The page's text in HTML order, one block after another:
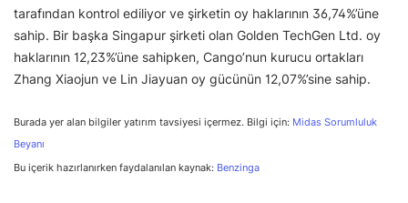
tarafından kontrol ediliyor ve şirketin oy haklarının 36,74%’üne
sahip. Bir başka Singapur şirketi olan Golden TechGen Ltd. oy
haklarının 12,23%’üne sahipken, Cango’nun kurucu ortakları
Zhang Xiaojun ve Lin Jiayuan oy gücünün 12,07%’sine sahip.
Burada yer alan bilgiler yatırım tavsiyesi içermez. Bilgi için: Midas Sorumluluk
Beyanı
Bu içerik hazırlanırken faydalanılan kaynak: Benzinga